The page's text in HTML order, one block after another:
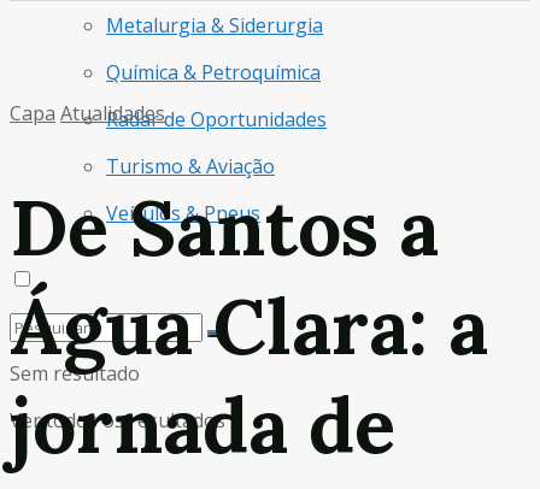
Metalurgia & Siderurgia
Química & Petroquímica
Radar de Oportunidades
Turismo & Aviação
Veículos & Pneus
Sem resultado
Ver todos os resultados
Capa Atualidades
De Santos a
Água Clara: a
jornada de